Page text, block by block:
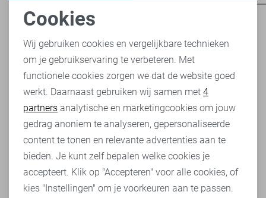
Noodzakelijke cookies
Personalisatie cookies
Analytische cookies
Marketing cookies
Cookies
Wij gebruiken cookies en vergelijkbare technieken
om je gebruikservaring te verbeteren. Met
functionele cookies zorgen we dat de website goed
werkt. Daarnaast gebruiken wij samen met 4
partners analytische en marketingcookies om jouw
gedrag anoniem te analyseren, gepersonaliseerde
content te tonen en relevante advertenties aan te
bieden. Je kunt zelf bepalen welke cookies je
accepteert. Klik op "Accepteren" voor alle cookies, of
kies "Instellingen" om je voorkeuren aan te passen.